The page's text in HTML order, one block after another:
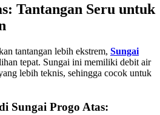
Tantangan Seru untuk
tantangan lebih ekstrem, Sungai
tepat. Sungai ini memiliki debit air
lebih teknis, sehingga cocok untuk
Sungai Progo Atas: